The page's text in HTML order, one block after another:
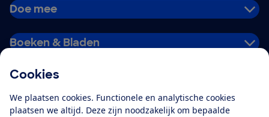
Cookies
We plaatsen cookies. Functionele en analytische cookies
plaatsen we altijd. Deze zijn noodzakelijk om bepaalde
Doe mee
Boeken & Bladen